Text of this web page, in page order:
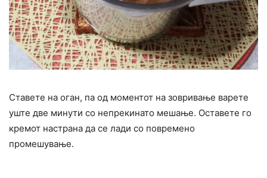
Ставете на оган, па од моментот на зовривање варете
уште две минути со непрекинато мешање. Оставете го
кремот настрана да се лади со повремено
промешување.